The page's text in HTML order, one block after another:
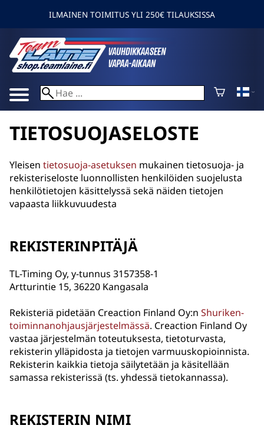
ILMAINEN TOIMITUS YLI 250€ TILAUKSISSA
TIETOSUOJASELOSTE
Yleisen tietosuoja-asetuksen mukainen tietosuoja- ja
rekisteriseloste luonnollisten henkilöiden suojelusta
henkilötietojen käsittelyssä sekä näiden tietojen
vapaasta liikkuvuudesta
REKISTERINPITÄJÄ
TL-Timing Oy, y-tunnus 3157358-1
Artturintie 15, 36220 Kangasala
Rekisteriä pidetään Creaction Finland Oy:n Shuriken-
toiminnanohjausjärjestelmässä. Creaction Finland Oy
vastaa järjestelmän toteutuksesta, tietoturvasta,
rekisterin ylläpidosta ja tietojen varmuuskopioinnista.
Rekisterin kaikkia tietoja säilytetään ja käsitellään
samassa rekisterissä (ts. yhdessä tietokannassa).
REKISTERIN NIMI